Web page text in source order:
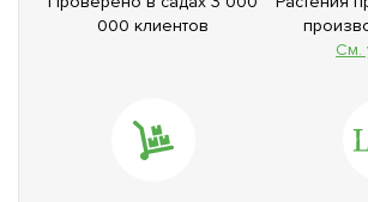
000 клиентов
См.